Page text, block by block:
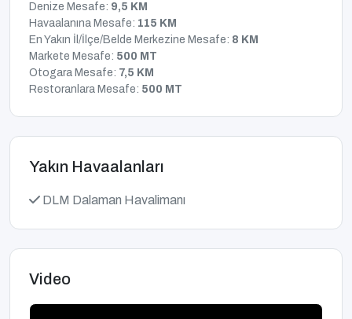
Denize Mesafe: 9,5 KM
Havaalanına Mesafe: 115 KM
En Yakın İl/İlçe/Belde Merkezine Mesafe: 8 KM
Markete Mesafe: 500 MT
Otogara Mesafe: 7,5 KM
Restoranlara Mesafe: 500 MT
Yakın Havaalanları
DLM Dalaman Havalimanı
Video